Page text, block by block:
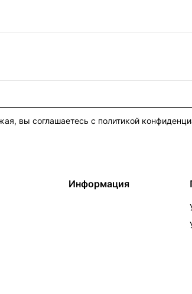
вы соглашаетесь с политикой
Информация